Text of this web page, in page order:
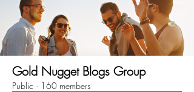
Gold Nugget Blogs Group
Public · 160 members